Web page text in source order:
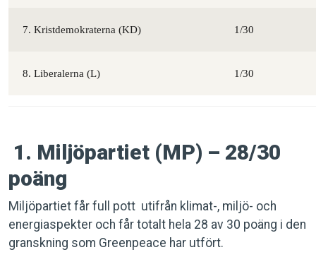
7. Kristdemokraterna (KD) 1/30
8. Liberalerna (L) 1/30
1. Miljöpartiet (MP) – 28/30
poäng
Miljöpartiet får full pott utifrån klimat-, miljö- och
energiaspekter och får totalt hela 28 av 30 poäng i den
granskning som Greenpeace har utfört.